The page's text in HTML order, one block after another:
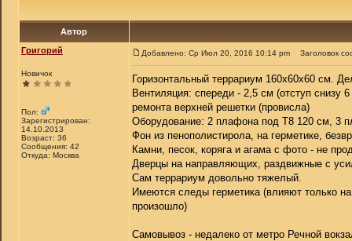
Автор
Григорий
Новичок
Пол:
Зарегистрирован:
14.10.2013
Возраст: 36
Сообщения: 42
Откуда: Москва
Добавлено: Ср Июл 20, 2016 10:14 pm Заголовок
Горизонтальный террариум 160x60x60 см.
Вентиляция: спереди - 2,5 см (отступ
ремонта верхней решетки (провисла)
Оборудование: 2 плафона под Т8 120 см, 3
Фон из пенополистирола, на герметике,
Камни, песок, коряга и агама с фото - не
Дверцы на направляющих, раздвижные с
Сам террариум довольно тяжелый.
Имеются следы герметика (влияют только
произошло)
Самовывоз - недалеко от метро Речной